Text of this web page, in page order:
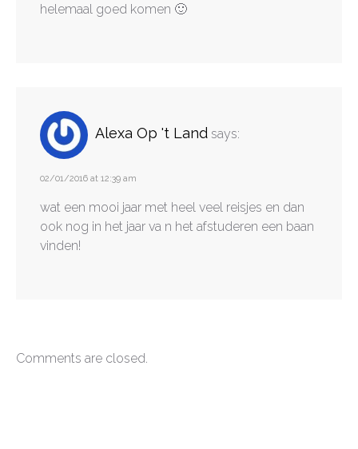
helemaal goed komen 🙂
Alexa Op 't Land says:
02/01/2016 at 12:39 am
wat een mooi jaar met heel veel reisjes en dan
ook nog in het jaar va n het afstuderen een baan
vinden!
Comments are closed.